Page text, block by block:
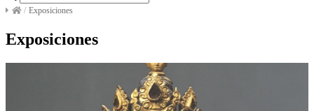
/ Exposiciones
Exposiciones